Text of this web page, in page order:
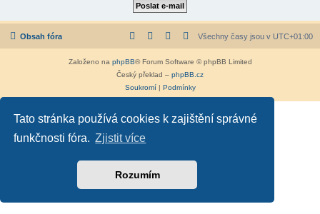
Tato stránka používá cookies k zajištění správné
funkčnosti fóra. Zjistit více
Rozumím
Obsah fóra Všechny časy jsou v UTC+01:00
Založeno na phpBB® Forum Software © phpBB Limited
Český překlad – phpBB.cz
Soukromí| Podmínky